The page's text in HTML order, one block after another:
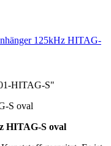
125kHz HITAG-
HITAG-S"
S oval
HITAG-S oval